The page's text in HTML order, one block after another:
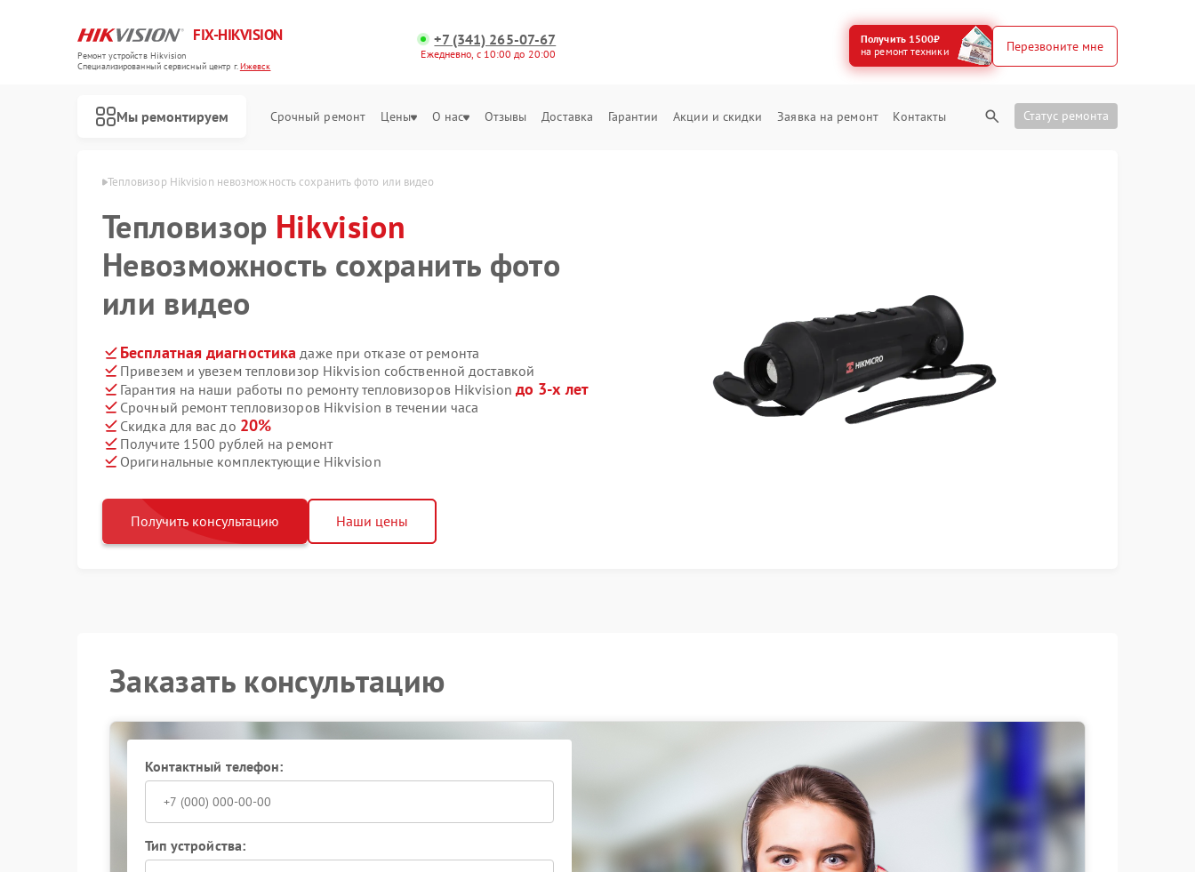
FIX-HIKVISION
Ремонт устройств Hikvision
Специализированный cервисный центр г.Ижевск
+7 (341) 265-07-67
Ежедневно, с 10:00 до 20:00
Получить 1500₽
на ремонт техники
Перезвоните мне
Мы ремонтируем Срочный ремонт Цены О нас Отзывы Доставка Гарантии Акции и скидки Заявка на ремонт Контакты Статус ремонта
Тепловизор Hikvision невозможность сохранить фото или видео
Тепловизор Hikvision
Невозможность сохранить фото
или видео
Бесплатная диагностика даже при отказе от ремонта
Привезем и увезем тепловизор Hikvision собственной доставкой
Гарантия на наши работы по ремонту тепловизоров Hikvision до 3-х лет
Срочный ремонт тепловизоров Hikvision в течении часа
Скидка для вас до 20%
Получите 1500 рублей на ремонт
Оригинальные комплектующие Hikvision
Получить консультацию Наши цены
Заказать консультацию
Контактный телефон:
Тип устройства: